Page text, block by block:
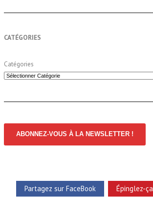
CATÉGORIES
Catégories
ABONNEZ-VOUS À LA NEWSLETTER !
Partagez sur FaceBook Épinglez-ça